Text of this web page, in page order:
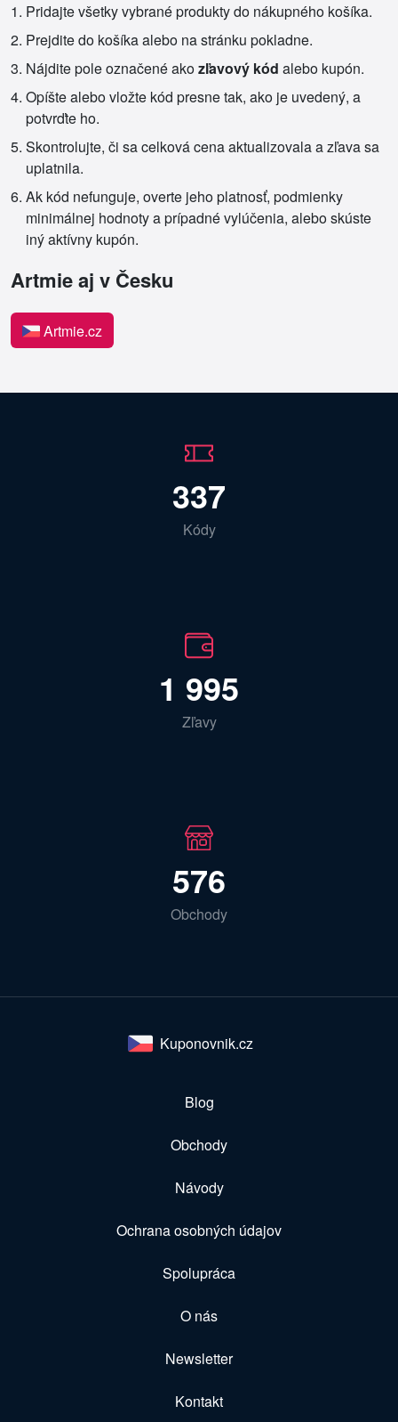
Pridajte všetky vybrané produkty do nákupného košíka.
Prejdite do košíka alebo na stránku pokladne.
Nájdite pole označené akozľavový kód alebo kupón.
Opíšte alebo vložte kód presne tak, ako je uvedený, a
potvrďte ho.
Skontrolujte, či sa celková cena aktualizovala a zľava sa
uplatnila.
Ak kód nefunguje, overte jeho platnosť, podmienky
minimálnej hodnoty a prípadné vylúčenia, alebo skúste
iný aktívny kupón.
Artmie aj v Česku
Artmie.cz
337
Kódy
1 995
Zľavy
576
Obchody
Kuponovnik.cz
Blog
Obchody
Návody
Ochrana osobných údajov
Spolupráca
O nás
Newsletter
Kontakt